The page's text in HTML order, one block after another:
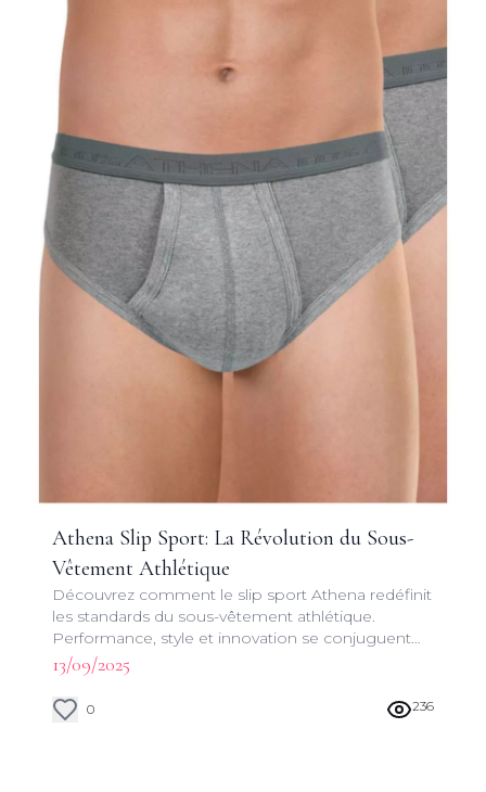
Athena Slip Sport: La Révolution du Sous-
Vêtement Athlétique
Découvrez comment le slip sport Athena redéfinit
les standards du sous-vêtement athlétique.
Performance, style et innovation se conjuguent
pour une expérience inégalée.
13/09/2025
0 236